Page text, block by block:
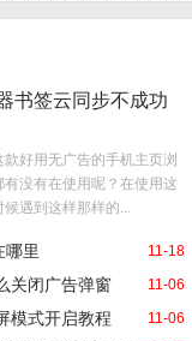
书签云同步不成功
好用无广告的手机主页浏
有没有在使用呢？在使用这
遇到这样那样的...
11-18
哪里
11-06
关闭广告弹窗
11-06
模式开启教程